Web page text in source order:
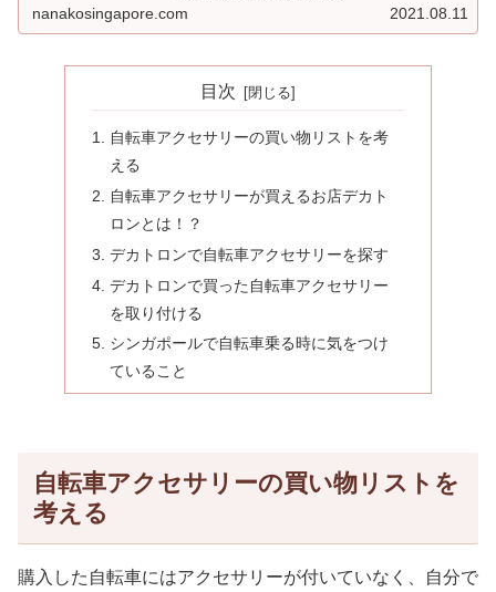
nanakosingapore.com 2021.08.11
目次
自転車アクセサリーの買い物リストを考
える
自転車アクセサリーが買えるお店デカト
ロンとは！？
デカトロンで自転車アクセサリーを探す
デカトロンで買った自転車アクセサリー
を取り付ける
シンガポールで自転車乗る時に気をつけ
ていること
自転車アクセサリーの買い物リストを
考える
購入した自転車にはアクセサリーが付いていなく、自分で